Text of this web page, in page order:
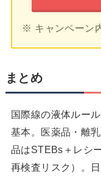
※ キャンペーン
まとめ
国際線の液体ルー
基本。医薬品・離
品はSTEBs＋レシ
再検査リスク）。